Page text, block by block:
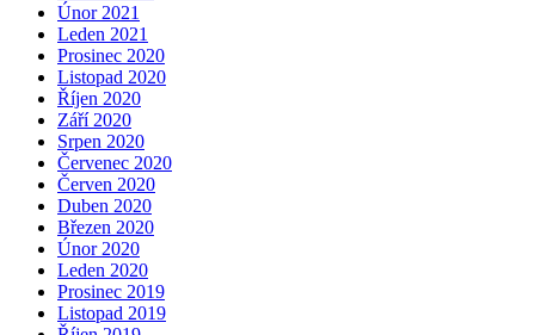
Únor 2021
Leden 2021
Prosinec 2020
Listopad 2020
Říjen 2020
Září 2020
Srpen 2020
Červenec 2020
Červen 2020
Duben 2020
Březen 2020
Únor 2020
Leden 2020
Prosinec 2019
Listopad 2019